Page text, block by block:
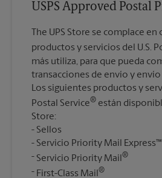
USPS Approved Postal
The UPS Store se complace en
productos y servicios del U.S.
más utiliza, para que pueda
transacciones de envío y envío
Los siguientes productos y
Postal Service® están
Store:
Sellos
Servicio Priority Mail Express™
Servicio Priority Mail®
First-Class Mail®